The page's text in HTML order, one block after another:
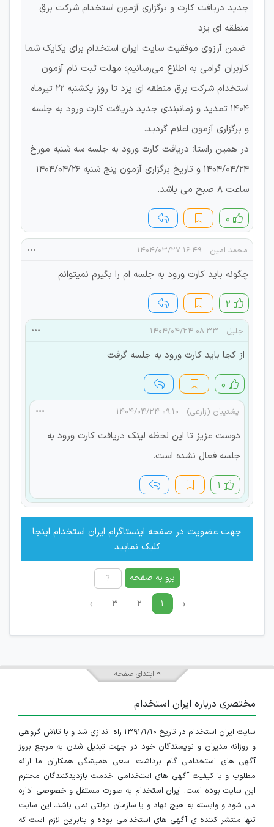
جدید دریافت کارت و برگزاری آزمون استخدام شرکت برق
منطقه ای یزد
ضمن آرزوی موفقیت سایت ایران استخدام برای یکایک شما
کاربران گرامی به اطلاع می‌رسانیم؛ مهلت ثبت نام آزمون
استخدام شرکت برق منطقه ای یزد تا روز یکشنبه 22 تیرماه
1404 تمدید و زمانبندی جدید دریافت کارت ورود به جلسه
و برگزاری آزمون اعلام گردید.
در همین راستا؛ دریافت کارت ورود به جلسه سه شنبه مورخ
1404/04/24 و تاریخ برگزاری آزمون پنج شنبه 1404/04/26
ساعت 8 صبح می باشد.
۰
محمد امین ۱۶:۴۹ ۱۴۰۴/۰۳/۲۷
چگونه باید کارت ورود به جلسه ام را بگیرم نمیتوانم
۲
جلیل ۰۸:۳۳ ۱۴۰۴/۰۴/۲۴
از کجا باید کارت ورود به جلسه گرفت
۰
پشتیبان (زارعی) ۰۹:۱۰ ۱۴۰۴/۰۴/۲۴
دوست عزیز تا این لحظه لینک دریافت کارت ورود به
جلسه فعال نشده است.
۱
جهت عضویت در صفحه اینستاگرام ایران استخدام اینجا
کلیک نمایید
برو به صفحه
‹ ۱ ۲ ۳ ›
ابتدای صفحه
مختصری درباره ایران استخدام
سایت ایران استخدام در تاریخ ۱۳۹۱/۱/۱۰ راه اندازی شد و با تلاش گروهی
و روزانه مدیران و نویسندگان خود در جهت تبدیل شدن به مرجع بروز
آگهی های استخدامی گام برداشت. سعی همیشگی همکاران ما ارائه
مطلوب و با کیفیت آگهی های استخدامی خدمت بازدیدکنندگان محترم
این سایت بوده است. ایران استخدام به صورت مستقل و خصوصی اداره
می شود و وابسته به هیچ نهاد و یا سازمان دولتی نمی باشد، این سایت
تنها منتشر کننده ی آگهی های استخدامی بوده و بنابراین لازم است که